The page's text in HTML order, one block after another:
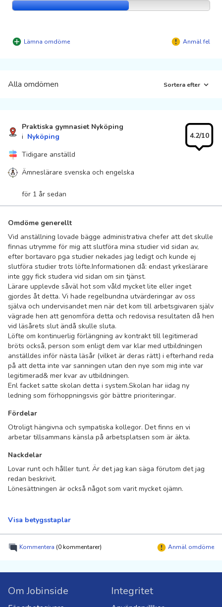
Lämna omdöme Anmäl fel
Alla omdömen Sortera efter
4.2/10
Praktiska gymnasiet Nyköping
i Nyköping
Tidigare anställd
Ämneslärare svenska och engelska
för 1 år sedan
Omdöme generellt
Vid anställning lovade bägge administrativa chefer att det skulle
finnas utrymme för mig att slutföra mina studier vid sidan av,
efter bortavaro pga studier nekades jag ledigt och kunde ej
slutföra studier trots löfte.Informationen då: endast yrkeslärare
inte ggy fick studera vid sidan om sin tjänst.
Lärare upplevde såväl hot som våld mycket lite eller inget
gjordes åt detta. Vi hade regelbundna utvärderingar av oss
själva och undervisandet men när det kom till arbetsgivaren själv
vägrade hen att genomföra detta och redovisa resultaten då hen
vid läsårets slut ändå skulle sluta.
Löfte om kontinuerlig förlängning av kontrakt till legitimerad
bröts också, person som enligt dem var klar med utbildningen
anställdes inför nästa läsår (vilket är deras rätt) i efterhand reda
på att detta inte var sanningen utan den nye som mig inte var
legitimerad& mer kvar av utbildningen.
Enl facket satte skolan detta i system.Skolan har iidag ny
ledning som förhoppningsvis gör bättre prioriteringar.
Fördelar
Otroligt hängivna och sympatiska kollegor. Det finns en vi
arbetar tillsammans känsla på arbetsplatsen som är äkta.
Nackdelar
Lovar runt och håller tunt. Är det jag kan säga förutom det jag
redan beskrivit.
Lönesättningen är också något som varit mycket ojämn.
Visa betygsstaplar
Kommentera (0 kommentarer) Anmäl omdöme
Om Jobinside Integritet